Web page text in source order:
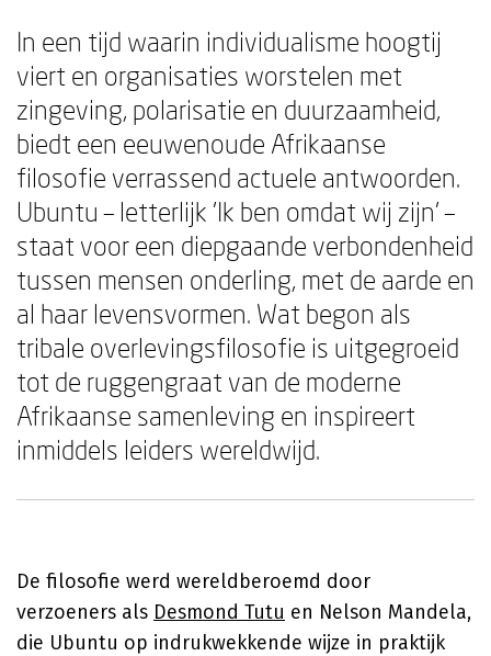
In een tijd waarin individualisme hoogtij
viert en organisaties worstelen met
zingeving, polarisatie en duurzaamheid,
biedt een eeuwenoude Afrikaanse
filosofie verrassend actuele antwoorden.
Ubuntu – letterlijk 'Ik ben omdat wij zijn' –
staat voor een diepgaande verbondenheid
tussen mensen onderling, met de aarde en
al haar levensvormen. Wat begon als
tribale overlevingsfilosofie is uitgegroeid
tot de ruggengraat van de moderne
Afrikaanse samenleving en inspireert
inmiddels leiders wereldwijd.
De filosofie werd wereldberoemd door
verzoeners als Desmond Tutu en Nelson Mandela,
die Ubuntu op indrukwekkende wijze in praktijk